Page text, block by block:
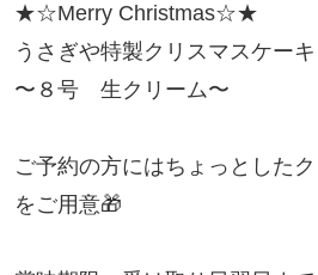
★☆Merry Christmas☆★
うさぎや特製クリスマスケーキ
〜８号　生クリーム〜
ご予約の方にはちょっとした
をご用意🎁